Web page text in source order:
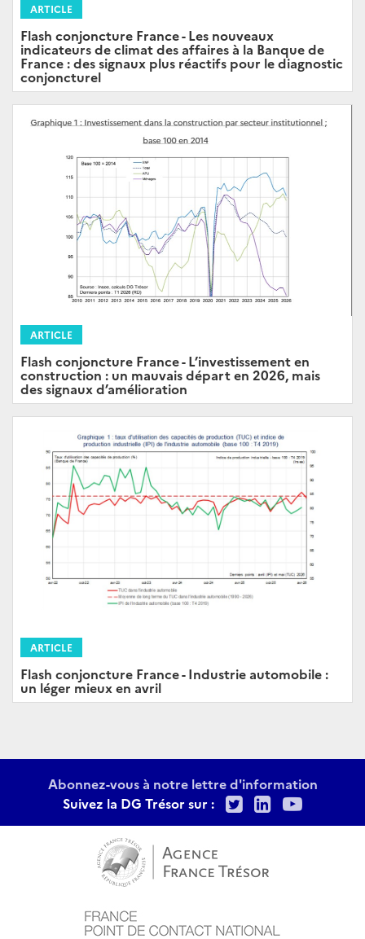
ARTICLE
Flash conjoncture France - Les nouveaux
indicateurs de climat des affaires à la Banque de
France : des signaux plus réactifs pour le diagnostic
conjoncturel
ARTICLE
Flash conjoncture France - L’investissement en
construction : un mauvais départ en 2026, mais
des signaux d’amélioration
ARTICLE
Flash conjoncture France - Industrie automobile :
un léger mieux en avril
Abonnez-vous à notre lettre d'information
Suivez la DG Trésor sur :
TwitterLinkedIn